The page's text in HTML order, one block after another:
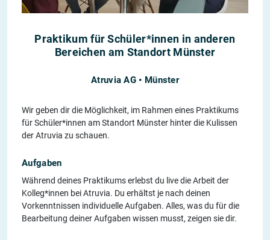
Praktikum für Schüler*innen in anderen
Bereichen am Standort Münster
Atruvia AG • Münster
Wir geben dir die Möglichkeit, im Rahmen eines Praktikums
für Schüler*innen am Standort Münster hinter die Kulissen
der Atruvia zu schauen.
Aufgaben
Während deines Praktikums erlebst du live die Arbeit der
Kolleg*innen bei Atruvia. Du erhältst je nach deinen
Vorkenntnissen individuelle Aufgaben. Alles, was du für die
Bearbeitung deiner Aufgaben wissen musst, zeigen sie dir.